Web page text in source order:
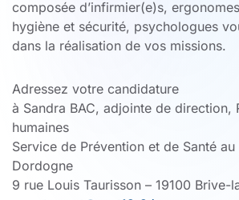
composée d’infirmier(e)s,
hygiène et sécurité, psychologues
dans la réalisation de vos missions.
Adressez votre candidature
à Sandra BAC, adjointe de direction,
humaines
Service de Prévention et de Santé
Dordogne
9 rue Louis Taurisson – 19100 Brive-